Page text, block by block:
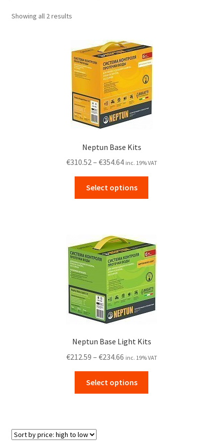
Showing all 2 resultsSorted
high
to
low
Neptun Base Kits
€310.52– €354.64Price
range:
€310.52
through
inc. 19% VAT
Select options
The
options
may
be
chosen
on
page
Neptun Base Light Kits
€212.59 – €234.66Price
range:
€212.59
through
inc. 19% VAT
Select options